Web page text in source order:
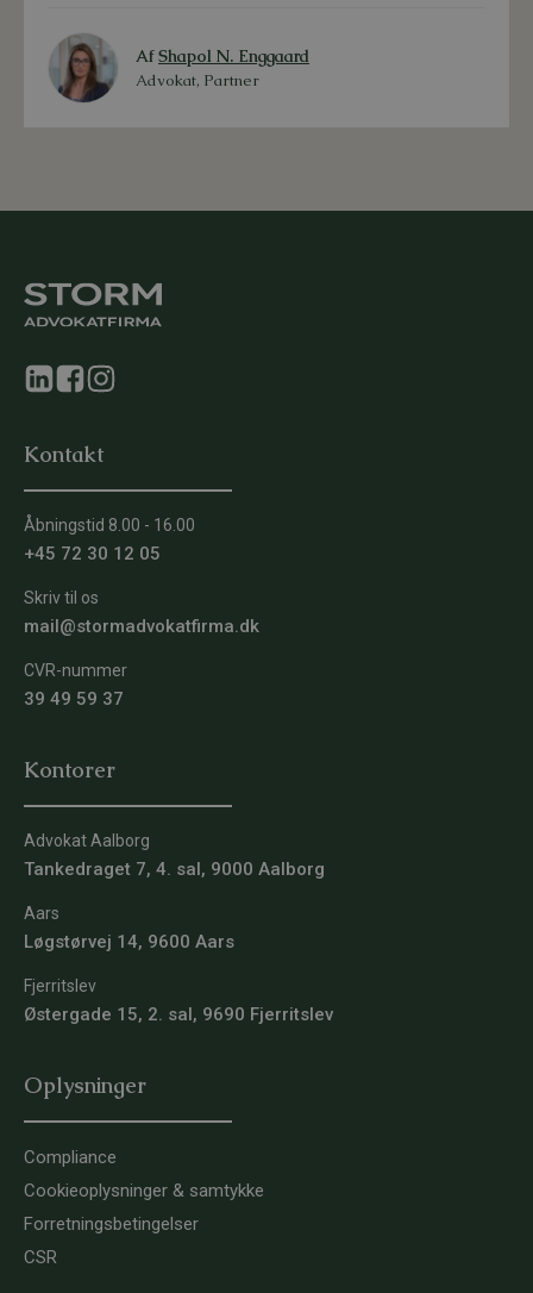
AfShapol N. Enggaard
Advokat, Partner
Kontakt
Åbningstid 8.00 - 16.00
+45 72 30 12 05
Skriv til os
mail@stormadvokatfirma.dk
CVR-nummer
39 49 59 37
Kontorer
Advokat Aalborg
Tankedraget 7, 4. sal, 9000 Aalborg
Aars
Løgstørvej 14, 9600 Aars
Fjerritslev
Østergade 15, 2. sal, 9690 Fjerritslev
Oplysninger
Compliance
Cookieoplysninger & samtykke
Forretningsbetingelser
CSR